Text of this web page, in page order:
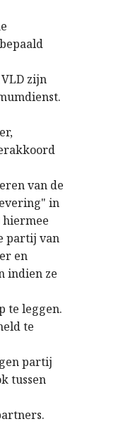
zijn
van de
in
hiermee
partij van
en
indien ze
te leggen.
te
partij
tussen